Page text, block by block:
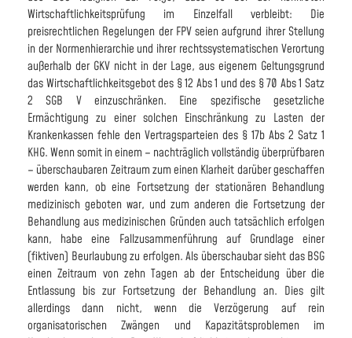
Wirtschaftlichkeitsprüfung im Einzelfall verbleibt: Die
preisrechtlichen Regelungen der FPV seien aufgrund ihrer Stellung
in der Normenhierarchie und ihrer rechtssystematischen Verortung
außerhalb der GKV nicht in der Lage, aus eigenem Geltungsgrund
das Wirtschaftlichkeitsgebot des § 12 Abs 1 und des § 70 Abs 1 Satz
2 SGB V einzuschränken. Eine spezifische gesetzliche
Ermächtigung zu einer solchen Einschränkung zu Lasten der
Krankenkassen fehle den Vertragsparteien des § 17b Abs 2 Satz 1
KHG. Wenn somit in einem – nachträglich vollständig überprüfbaren
– überschaubaren Zeitraum zum einen Klarheit darüber geschaffen
werden kann, ob eine Fortsetzung der stationären Behandlung
medizinisch geboten war, und zum anderen die Fortsetzung der
Behandlung aus medizinischen Gründen auch tatsächlich erfolgen
kann, habe eine Fallzusammenführung auf Grundlage einer
(fiktiven) Beurlaubung zu erfolgen. Als überschaubar sieht das BSG
einen Zeitraum von zehn Tagen ab der Entscheidung über die
Entlassung bis zur Fortsetzung der Behandlung an. Dies gilt
allerdings dann nicht, wenn die Verzögerung auf rein
organisatorischen Zwängen und Kapazitätsproblemen im